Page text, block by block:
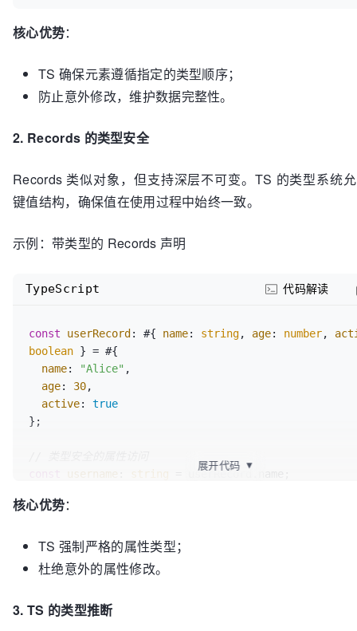
核心优势：
TS 确保元素遵循指定的类型顺序；
防止意外修改，维护数据完整性。
2. Records 的类型安全
Records 类似对象，但支持深层不可变。TS 的类型系统
键值结构，确保值在使用过程中始终一致。
示例：带类型的 Records 声明
const userRecord : #{ name: string, age: number,
boolean } = #{
name: "Alice" ,
age: 30,
active: true
};
username string = userRecord.
// 尝试修改Records（会失败）
TypeScript 代码解读
展开代码 ▼
核心优势：
TS 强制严格的属性类型；
杜绝意外的属性修改。
3. TS 的类型推断